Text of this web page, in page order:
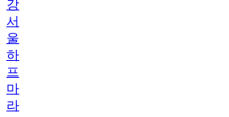
울
하
프
마
라
톤